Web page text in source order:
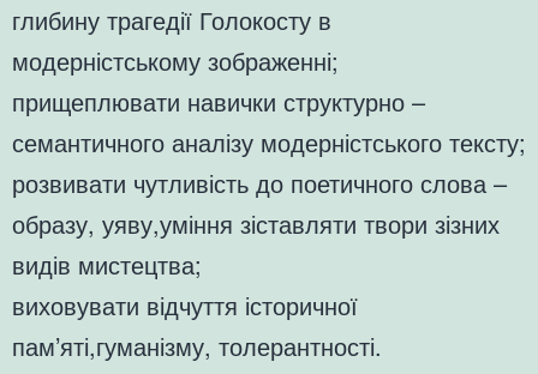
глибину трагедії Голокосту в
модерністському зображенні;
прищеплювати навички структурно –
семантичного аналізу модерністського тексту;
розвивати чутливість до поетичного слова –
образу, уяву,уміння зіставляти твори зізних
видів мистецтва;
виховувати відчуття історичної
пам’яті,гуманізму, толерантності.